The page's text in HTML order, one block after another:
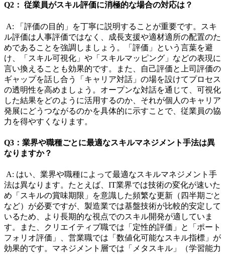
Q2： 従業員がスキル評価に消極的な場合の対応は？
A: 「評価の目的」を丁寧に説明することが重要です。スキ
ル評価は人事評価ではなく、成長支援や適材適所の配置のた
めであることを強調しましょう。「評価」という言葉を避
け、「スキル可視化」や「スキルマッピング」などの表現に
言い換えることも効果的です。また、自己評価と上司評価の
ギャップを話し合う「キャリア対話」の場を設けてプロセス
の透明性を高めましょう。オープンな対話を通じて、可視化
した結果をどのように活用するのか、それが個人のキャリア
発展にどうつながるのかを具体的に示すことで、従業員の協
力を得やすくなります。
Q3：業界や職種ごとに最適なスキルマネジメント手法は異
なりますか？
A: はい、業界や職種によって最適なスキルマネジメント手
法は異なります。たとえば、IT業界では技術の変化が速いた
め「スキルの賞味期限」を意識した頻繁な更新（四半期ごと
など）が必要ですが、製造業では基盤技術が比較的安定して
いるため、より長期的な視点でのスキル開発が適していま
す。また、クリエイティブ職では「定性的評価」と「ポート
フォリオ評価」、営業職では「数値化可能なスキル指標」が
効果的です。マネジメント層では「メタスキル」（学習能力